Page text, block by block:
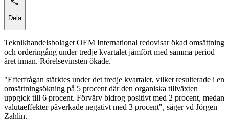
Dela
Teknikhandelsbolaget OEM International redovisar ökad omsättning
och orderingång under tredje kvartalet jämfört med samma period
året innan. Rörelsevinsten ökade.
"Efterfrågan stärktes under det tredje kvartalet, vilket resulterade i en
omsättningsökning på 5 procent där den organiska tillväxten
uppgick till 6 procent. Förvärv bidrog positivt med 2 procent, medan
valutaeffekter påverkade negativt med 3 procent", säger vd Jörgen
Zahlin.